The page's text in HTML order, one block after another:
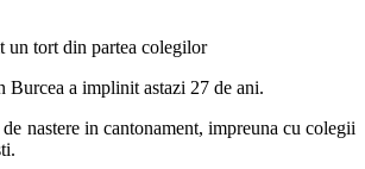
un tort din partea colegilor
Burcea a implinit astazi 27 de ani.
nastere in cantonament, impreuna cu colegii